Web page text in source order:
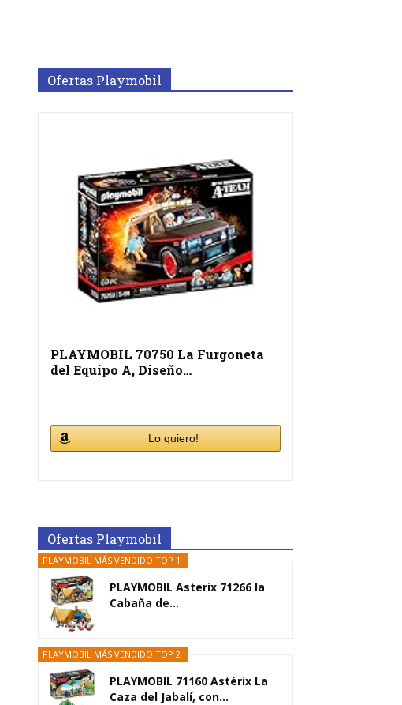
Ofertas Playmobil
PLAYMOBIL 70750 La Furgoneta
del Equipo A, Diseño…
Lo quiero!
Ofertas Playmobil
PLAYMOBIL MÁS VENDIDO TOP 1
PLAYMOBIL Asterix 71266 la
Cabaña de...
PLAYMOBIL MÁS VENDIDO TOP 2
PLAYMOBIL 71160 Astérix La
Caza del Jabalí, con...